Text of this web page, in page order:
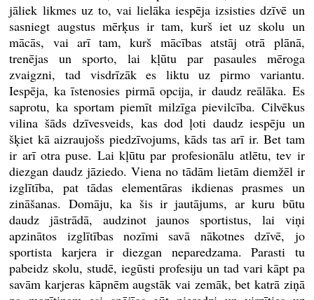
jāliek likmes uz to, vai lielāka iespēja izsisties dzīvē un
sasniegt augstus mērķus ir tam, kurš iet uz skolu un
mācās, vai arī tam, kurš mācības atstāj otrā plānā,
trenējas un sporto, lai kļūtu par pasaules mēroga
zvaigzni, tad visdrīzāk es liktu uz pirmo variantu.
Iespēja, ka īstenosies pirmā opcija, ir daudz reālāka. Es
saprotu, ka sportam piemīt milzīga pievilcība. Cilvēkus
vilina šāds dzīvesveids, kas dod ļoti daudz iespēju un
šķiet kā aizraujošs piedzīvojums, kāds tas arī ir. Bet tam
ir arī otra puse. Lai kļūtu par profesionālu atlētu, tev ir
diezgan daudz jāziedo. Viena no tādām lietām diemžēl ir
izglītība, pat tādas elementāras ikdienas prasmes un
zināšanas. Domāju, ka šis ir jautājums, ar kuru būtu
daudz jāstrādā, audzinot jaunos sportistus, lai viņi
apzinātos izglītības nozīmi savā nākotnes dzīvē, jo
sportista karjera ir diezgan neparedzama. Parasti tu
pabeidz skolu, studē, iegūsti profesiju un tad vari kāpt pa
savām karjeras kāpnēm augstāk vai zemāk, bet katrā ziņā